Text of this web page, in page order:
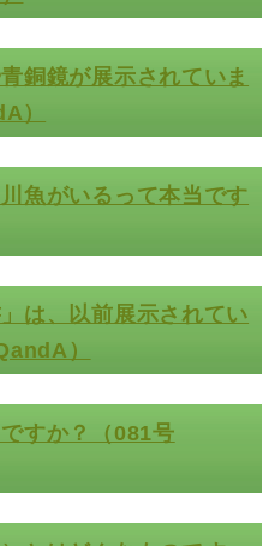
銅鏡が展示されていま
）
魚がいるって本当です
は、以前展示されてい
）
すか？（081号